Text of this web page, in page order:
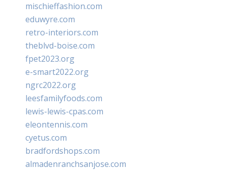
mischieffashion.com
eduwyre.com
retro-interiors.com
theblvd-boise.com
fpet2023.org
e-smart2022.org
ngrc2022.org
leesfamilyfoods.com
lewis-lewis-cpas.com
eleontennis.com
cyetus.com
bradfordshops.com
almadenranchsanjose.com